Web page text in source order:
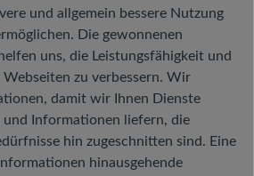
und allgemein bessere Nutzung
Die gewonnenen
uns, die Leistungsfähigkeit und
zu verbessern. Wir
damit wir Ihnen Dienste
und Informationen liefern, die
hin zugeschnitten sind. Eine
hinausgehende